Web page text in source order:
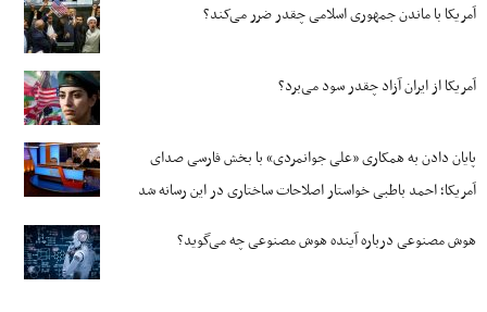
آمریکا با ماندن جمهوری اسلامی چقدر ضرر می‌کند؟
آمریکا از ایران آزاد چقدر سود می‌برد؟
پایان دادن به همکاری «علی جوانمردی» با بخش فارسی صدای
آمریکا؛ احمد باطبی خواستار اصلاحات ساختاری در این رسانه شد
هوش مصنوعی درباره آینده هوش مصنوعی چه می‌گوید؟